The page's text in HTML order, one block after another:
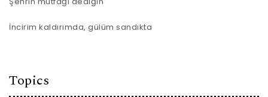
İncirim kaldırımda, gülüm sandıkta
Topics